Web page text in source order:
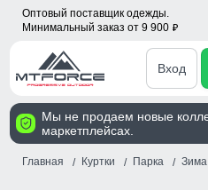
Оптовый поставщик одежды.
Минимальный заказ от 9 900 p
Вход
Мы не продаем новые
маркетплейсах.
Главная Куртки Парка Зима